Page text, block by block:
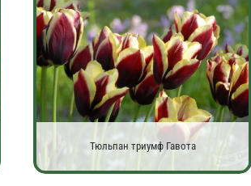
Тюльпан триумф Гавота